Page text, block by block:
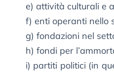
e) attività culturali e
f) enti operanti nello
g) fondazioni nel
h) fondi per
i) partiti politici (in